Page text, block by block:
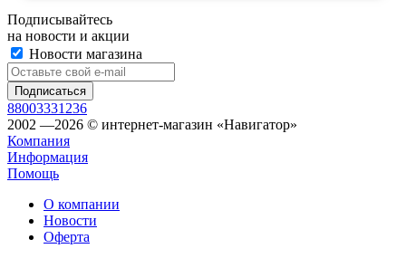
Подписывайтесь
на новости и акции
Новости магазина
88003331236
2002 —2026 © интернет-магазин «Навигатор»
Компания
Информация
Помощь
О компании
Новости
Оферта